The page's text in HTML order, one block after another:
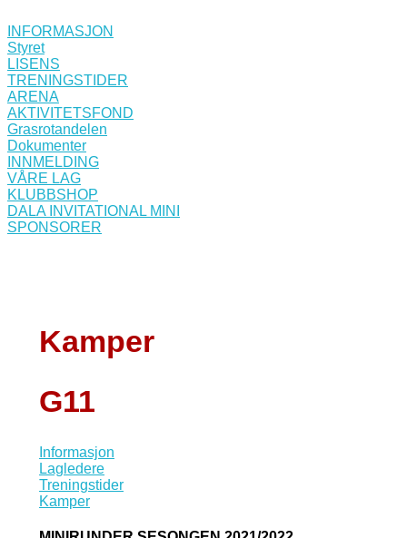
INFORMASJON
Styret
LISENS
TRENINGSTIDER
ARENA
AKTIVITETSFOND
Grasrotandelen
Dokumenter
INNMELDING
VÅRE LAG
KLUBBSHOP
DALA INVITATIONAL MINI
SPONSORER
Kamper
G11
Informasjon
Lagledere
Treningstider
Kamper